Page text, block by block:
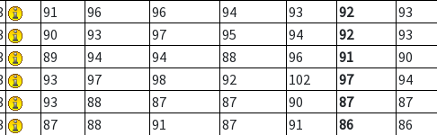
91 96 96 94 93 92
93
90 93 97 95 94 92
93
89 94 94 88 96 91
90
93 97 98 92 102 97
94
93 88 87 87 90 87
87
87 88 91 87 91 86
86